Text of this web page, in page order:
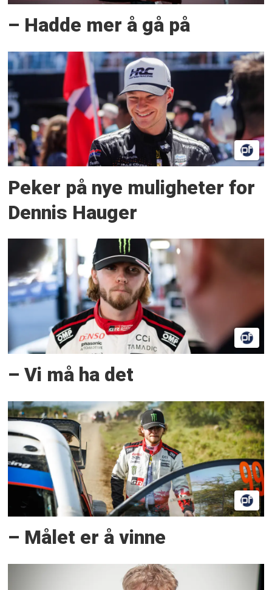
– Hadde mer å gå på
Peker på nye muligheter for
Dennis Hauger
– Vi må ha det
– Målet er å vinne